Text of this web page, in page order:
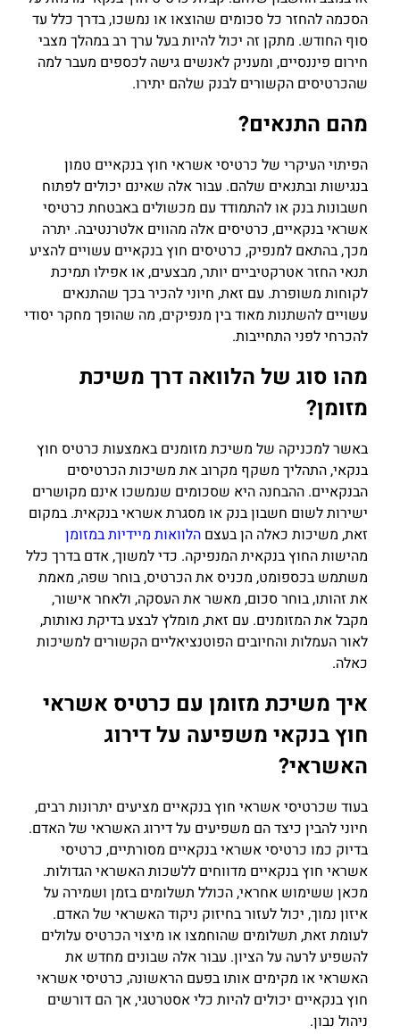
הסכמה להחזר כל סכומים שהוצאו או נמשכו, בדרך כלל עד
סוף החודש. מתקן זה יכול להיות בעל ערך רב במהלך מצבי
חירום פיננסיים, ומעניק לאנשים גישה לכספים מעבר למה
שהכרטיסים הקשורים לבנק שלהם יתירו.
מהם התנאים?
הפיתוי העיקרי של כרטיסי אשראי חוץ בנקאיים טמון
בנגישות ובתנאים שלהם. עבור אלה שאינם יכולים לפתוח
חשבונות בנק או להתמודד עם מכשולים באבטחת כרטיסי
אשראי בנקאיים, כרטיסים אלה מהווים אלטרנטיבה. יתרה
מכך, בהתאם למנפיק, כרטיסים חוץ בנקאיים עשויים להציע
תנאי החזר אטרקטיביים יותר, מבצעים, או אפילו תמיכת
לקוחות משופרת. עם זאת, חיוני להכיר בכך שהתנאים
עשויים להשתנות מאוד בין מנפיקים, מה שהופך מחקר יסודי
להכרחי לפני התחייבות.
מהו סוג של הלוואה דרך משיכת
מזומן?
באשר למכניקה של משיכת מזומנים באמצעות כרטיס חוץ
בנקאי, התהליך משקף מקרוב את משיכות הכרטיסים
הבנקאיים. ההבחנה היא שסכומים שנמשכו אינם מקושרים
ישירות לשום חשבון בנק או מסגרת אשראי בנקאית. במקום
זאת, משיכות כאלה הן בעצם הלוואות מיידיות במזומן
מהישות החוץ בנקאית המנפיקה. כדי למשוך, אדם בדרך כלל
משתמש בכספומט, מכניס את הכרטיס, בוחר שפה, מאמת
את זהותו, בוחר סכום, מאשר את העסקה, ולאחר אישור,
מקבל את המזומנים. עם זאת, מומלץ לבצע בדיקת נאותות,
לאור העמלות והחיובים הפוטנציאליים הקשורים למשיכות
כאלה.
איך משיכת מזומן עם כרטיס אשראי
חוץ בנקאי משפיעה על דירוג
האשראי?
בעוד שכרטיסי אשראי חוץ בנקאיים מציעים יתרונות רבים,
חיוני להבין כיצד הם משפיעים על דירוג האשראי של האדם.
בדיוק כמו כרטיסי אשראי בנקאיים מסורתיים, כרטיסי
אשראי חוץ בנקאיים מדווחים ללשכות האשראי הגדולות.
מכאן ששימוש אחראי, הכולל תשלומים בזמן ושמירה על
איזון נמוך, יכול לעזור בחיזוק ניקוד האשראי של האדם.
לעומת זאת, תשלומים שהוחמצו או מיצוי הכרטיס עלולים
להשפיע לרעה על הציון. עבור אלה שבונים מחדש את
האשראי או מקימים אותו בפעם הראשונה, כרטיסי אשראי
חוץ בנקאיים יכולים להיות כלי אסטרטגי, אך הם דורשים
ניהול נבון.